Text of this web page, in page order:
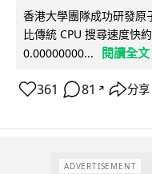
香港大學團隊成功研發原
比傳統 CPU 搜尋速度快
0.00000000...
閱讀全文
361 81 ↗ 分享
ADVERTISEMENT